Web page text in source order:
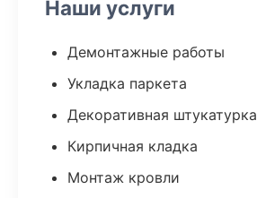
Наши услуги
Демонтажные работы
Укладка паркета
Декоративная штукатурка
Кирпичная кладка
Монтаж кровли